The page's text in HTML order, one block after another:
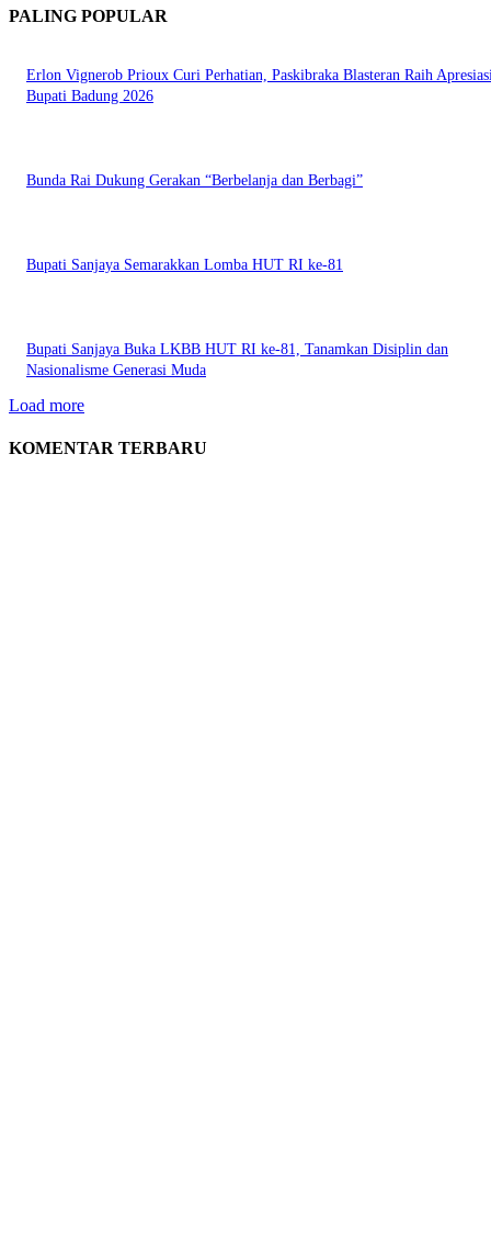
PALING POPULAR
Erlon Vignerob Prioux Curi Perhatian, Paskibraka Blasteran Raih
Bupati Badung 2026
Bunda Rai Dukung Gerakan “Berbelanja dan Berbagi”
Bupati Sanjaya Semarakkan Lomba HUT RI ke-81
Bupati Sanjaya Buka LKBB HUT RI ke-81, Tanamkan Disiplin dan
Nasionalisme Generasi Muda
Load more
KOMENTAR TERBARU